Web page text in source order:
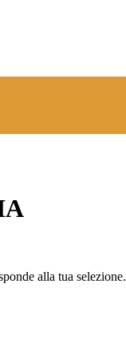
alla tua selezione.